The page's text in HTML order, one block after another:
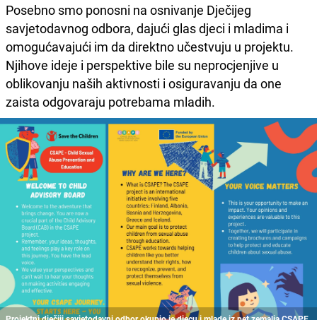
Posebno smo ponosni na osnivanje Dječijeg
savjetodavnog odbora, dajući glas djeci i mladima i
omogućavajući im da direktno učestvuju u projektu.
Njihove ideje i perspektive bile su neprocjenjive u
oblikovanju naših aktivnosti i osiguravanju da one
zaista odgovaraju potrebama mladih.